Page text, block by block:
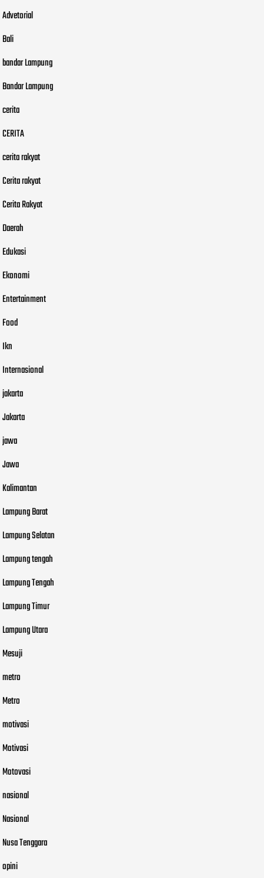
Advetorial
Bali
bandar Lampung
Bandar Lampung
cerita
CERITA
cerita rakyat
Cerita rakyat
Cerita Rakyat
Daerah
Edukasi
Ekonomi
Entertainment
Food
Ikn
Internasional
jakarta
Jakarta
jawa
Jawa
Kalimantan
Lampung Barat
Lampung Selatan
Lampung tengah
Lampung Tengah
Lampung Timur
Lampung Utara
Mesuji
metro
Metro
motivasi
Motivasi
Motovasi
nasional
Nasional
Nusa Tenggara
opini